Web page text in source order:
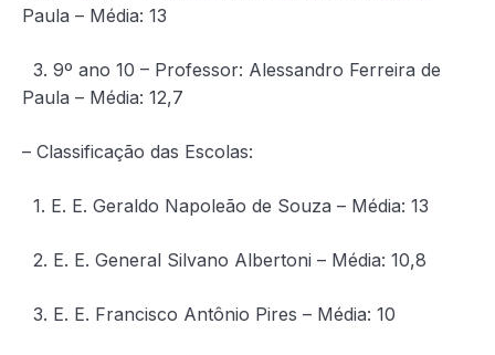
Paula – Média: 13
3. 9º ano 10 – Professor: Alessandro Ferreira de
Paula – Média: 12,7
– Classificação das Escolas:
1. E. E. Geraldo Napoleão de Souza – Média: 13
2. E. E. General Silvano Albertoni – Média: 10,8
3. E. E. Francisco Antônio Pires – Média: 10